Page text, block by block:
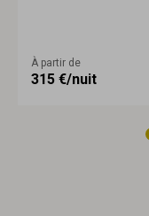
À partir de
315 €/nuit